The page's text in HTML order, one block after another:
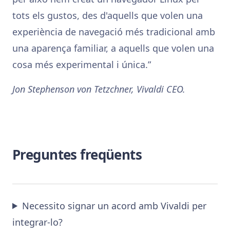
tots els gustos, des d'aquells que volen una
experiència de navegació més tradicional amb
una aparença familiar, a aquells que volen una
cosa més experimental i única.
Jon Stephenson von Tetzchner, Vivaldi CEO.
Preguntes freqüents
Necessito signar un acord amb Vivaldi per
integrar-lo?